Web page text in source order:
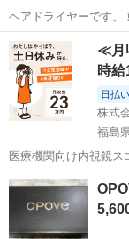
ヘアドライヤーです。 動
祝しか対応出来ません
岩手 花巻市
≪月
時給
日払い
株式
福島
医療機関向け内視鏡ス
★◎20代～40代の男女
場あり★日払いあり◎
気の工場のお仕事 ◇医
福島 会津若松市